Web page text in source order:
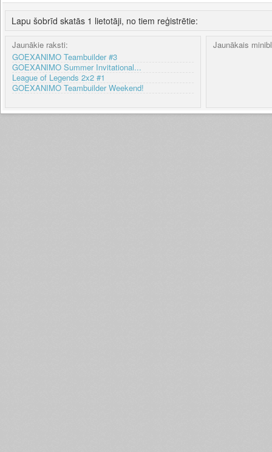
Lapu šobrīd skatās 1 lietotāji, no tiem reģistrētie:
Jaunākie raksti:
GOEXANIMO Teambuilder #3
GOEXANIMO Summer Invitational...
League of Legends 2x2 #1
GOEXANIMO Teambuilder Weekend!
Jaunākais